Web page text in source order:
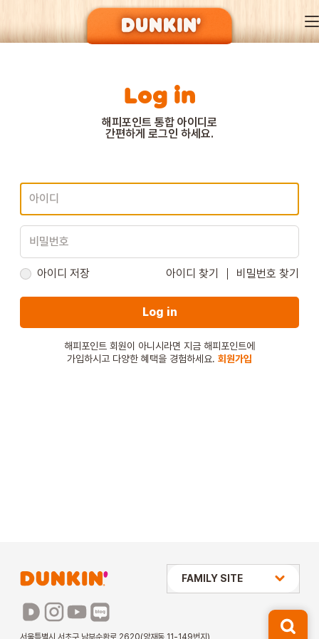
DUNKIN’ OF SEASON
MENU
EVENT
STORE
Log in
해피포인트 통합 아이디로
간편하게 로그인 하세요.
아이디 저장 아이디 찾기 비밀번호 찾기
Log in
해피포인트 회원이 아니시라면 지금 해피포인트에
가입하시고 다양한 혜택을 경험하세요. 회원가입
서울특별시 서초구 남부순환로 2620(양재동 11-149번지)
상미당 HOLDINGS
파리바게뜨
FAMILY SITE